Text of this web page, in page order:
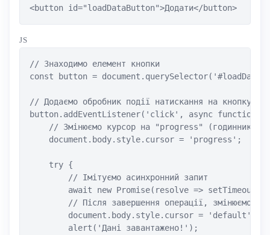
<button id="loadDataButton">Додати</button>
JS
// Знаходимо елемент кнопки
const button =
// Додаємо обробник події натискання на кнопку
button.addEventListener('click', async
// Змінюємо курсор на "progress" (годинник
    document.body.style.cursor = 'progress';
    try {
        // Імітуємо асинхронний запит
await new Promise(resolve =>
// Після завершення операції, змінюємо
        document.body.style.cursor = 'default';
        alert('Дані завантажено!');